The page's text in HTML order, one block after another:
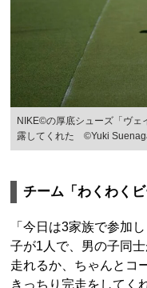
NIKE©の厚底シューズ「ヴェ
露してくれた ©Yuki
チーム「わくわくビ
「今日は3家族で参加
子が1人で、男の子同
走れるか、ちゃんとコ
きっちり完走をしてく